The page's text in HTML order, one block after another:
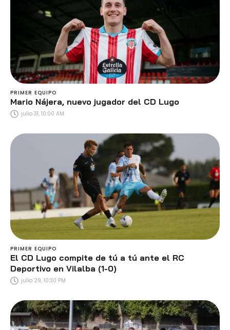
PRIMER EQUIPO
Mario Nájera, nuevo jugador del CD Lugo
julio 31, 10:00 AM
PRIMER EQUIPO
El CD Lugo compite de tú a tú ante el RC
Deportivo en Vilalba (1-0)
julio 29, 10:30 PM